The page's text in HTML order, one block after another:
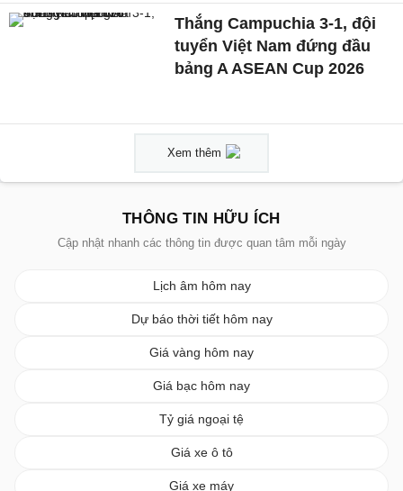
Thắng Campuchia 3-1, đội
tuyển Việt Nam đứng đầu
bảng A ASEAN Cup 2026
Xem thêm
THÔNG TIN HỮU ÍCH
Cập nhật nhanh các thông tin được quan tâm mỗi ngày
Lịch âm hôm nay
Dự báo thời tiết hôm nay
Giá vàng hôm nay
Giá bạc hôm nay
Tỷ giá ngoại tệ
Giá xe ô tô
Giá xe máy